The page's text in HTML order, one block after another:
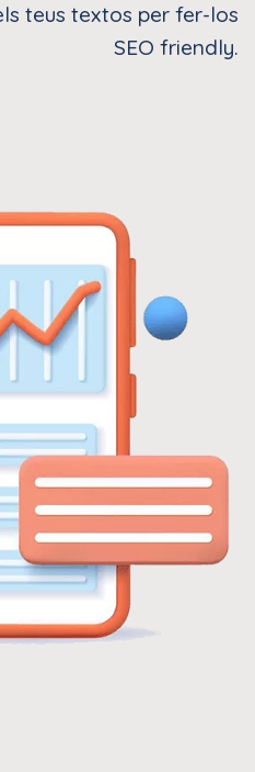
teus textos per fer-los
SEO friendly.